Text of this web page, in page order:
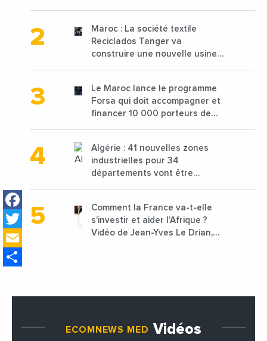
Facebook
Twitter
Maroc : La société textile
Reciclados Tanger va
construire une nouvelle usine
Le Maroc lance le programme
Forsa qui doit accompagner et
financer 10 000 porteurs de
Algérie : 41 nouvelles zones
industrielles pour 34
départements vont être
Comment la France va-t-elle
s’investir et aider l’Afrique ?
Vidéo de Jean-Yves Le Drian,
ECOMNEWS MED Vidéos